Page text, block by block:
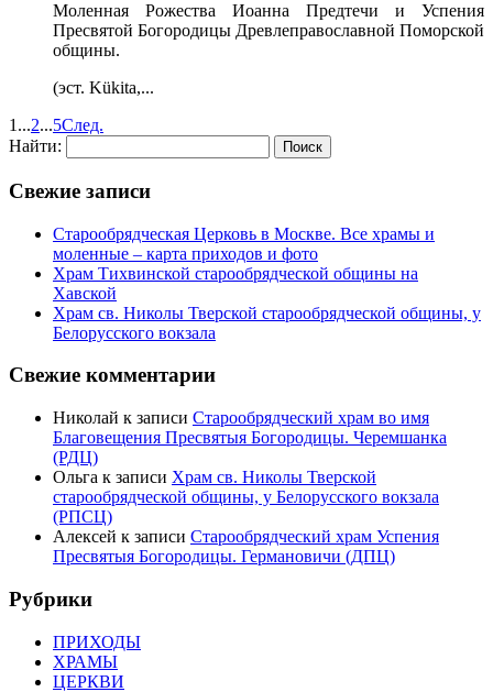
Моленная Рожества Иоанна Предтечи и Успения
Пресвятой Богородицы Древлеправославной Поморской
общины.
(эст. Kükita,...
1 ...2...5След.
Найти:
Свежие записи
Старообрядческая Церковь в Москве. Все храмы и
моленные – карта приходов и фото
Храм Тихвинской старообрядческой общины на
Хавской
Храм св. Николы Тверской старообрядческой общины, у
Белорусского вокзала
Свежие комментарии
Николай к записи Старообрядческий храм во имя
Благовещения Пресвятыя Богородицы. Черемшанка
(РДЦ)
Ольга к записи Храм св. Николы Тверской
старообрядческой общины, у Белорусского вокзала
(РПСЦ)
Алексей к записи Старообрядческий храм Успения
Пресвятыя Богородицы. Германовичи (ДПЦ)
Рубрики
ПРИХОДЫ
ХРАМЫ
ЦЕРКВИ